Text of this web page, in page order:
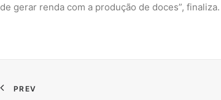
de gerar renda com a produção de doces”, finaliza.
PREV